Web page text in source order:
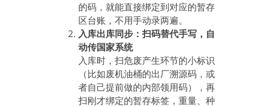
的码，就能直接绑定到对应的暂存
区台账，不用手动录两遍。
入库出库同步：扫码替代手写，自
动传国家系统
入库时，扫危废产生环节的小标识
（比如废机油桶的出厂溯源码，或
者自己提前做的内部领用码），再
扫刚才绑定的暂存标签，重量、种